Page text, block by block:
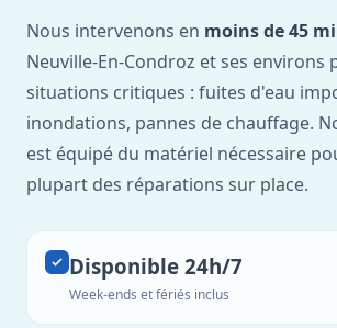
Nous intervenons en moins de 45
Neuville-En-Condroz et ses environs
situations critiques : fuites d'eau
inondations, pannes de chauffage.
est équipé du matériel nécessaire
plupart des réparations sur place.
Disponible 24h/7
Week-ends et fériés inclus